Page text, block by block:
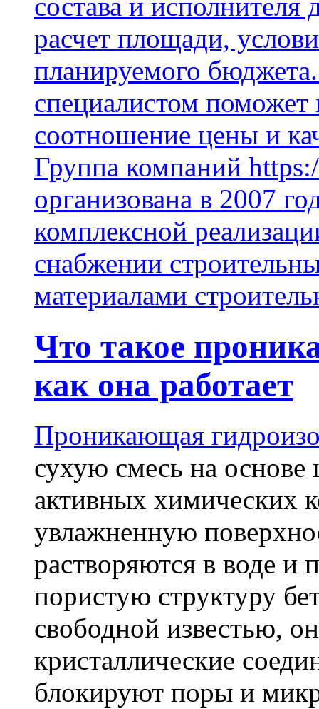
состава и
расчет площади,
планируемого
специалистом поможет
соотношение цены и
Группа компаний
организована в 2007
комплексной
снабжении
материалами
Что такое
как она работает
Проникающая
сухую смесь на основе
активных химических
увлажненную
растворяются в воде и
пористую структуру
свободной известью,
кристаллические
блокируют поры и